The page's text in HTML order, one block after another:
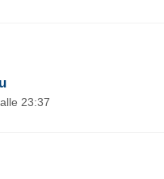
23:37